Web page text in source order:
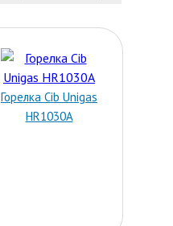
Горелка Cib Unigas
HR1030A